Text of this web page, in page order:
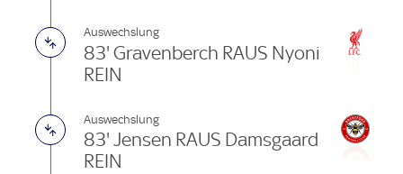
Auswechslung
83' Gravenberch RAUS Nyoni
REIN
Auswechslung
83' Jensen RAUS Damsgaard
REIN